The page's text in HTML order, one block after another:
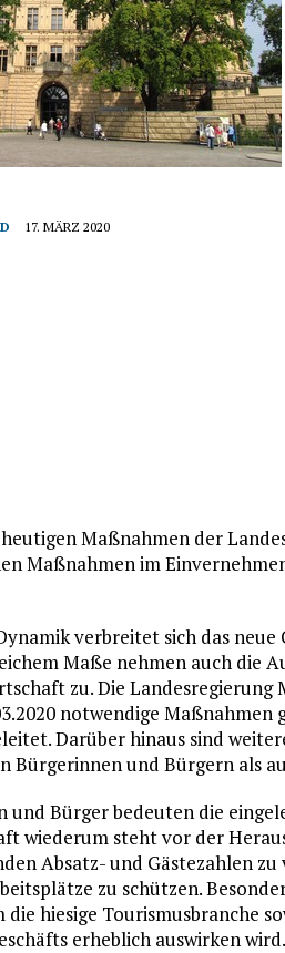
17. MÄRZ 2020
Maßnahmen der
Maßnahmen im
verbreitet sich das
Maße nehmen auch die
zu. Die
notwendige
Darüber hinaus sind
Bürgerinnen und Bürgern als
und Bürger bedeuten die
wiederum steht vor der
Absatz- und Gästezahlen
zu schützen.
hiesige Tourismusbranche
erheblich auswirken wird.